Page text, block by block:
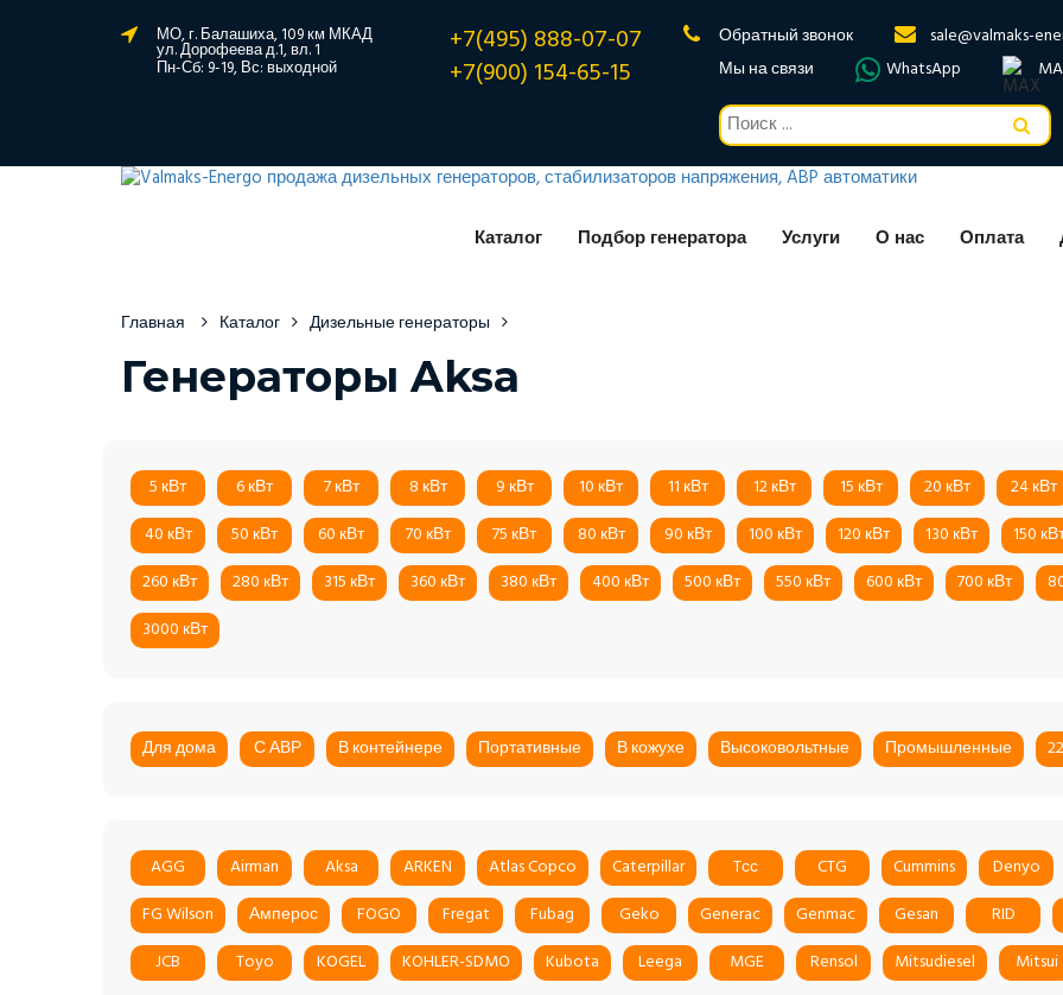
МО, г. Балашиха, 109 км МКАД
ул. Дорофеева д.1, вл. 1
Пн-Сб: 9-19, Вс: выходной
+7(495) 888-07-07
+7(900) 154-65-15
Обратный звонок
sale@valmaks-
Мы на связи
WhatsApp
Каталог Подбор генератора Услуги О нас Оплата
Главная Каталог Дизельные генераторы
Генераторы Aksa
5 кВт 6 кВт 7 кВт 8 кВт 9 кВт 10 кВт 11 кВт 12 кВт 15 кВт 20 кВт 24 кВт
40 кВт
50 кВт 60 кВт 70 кВт 75 кВт 80 кВт 90 кВт 100 кВт 120 кВт 130 кВт 150
260 кВт
280 кВт 315 кВт 360 кВт 380 кВт 400 кВт 500 кВт 550 кВт 600 кВт 700 кВт
3000 кВт
Для дома С АВР В контейнере Портативные В кожухе Высоковольтные Промышленные
AGG Airman Aksa ARKEN Atlas Copco Caterpillar Tсс CTG Cummins Denyo
FG Wilson
Амперос FOGO Fregat Fubag Geko Generac Genmac Gesan RID
JCB
Toyo KOGEL KOHLER-SDMO Kubota Leega MGE Rensol Mitsudiesel Mitsui